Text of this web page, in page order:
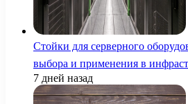
Стойки для серверного
выбора и применения в
7 дней назад